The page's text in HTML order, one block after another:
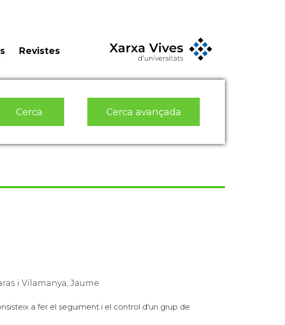
Revistes
Cerca Cerca avançada
i Vilamanya, Jaume
a fer el seguiment i el control d'un grup de